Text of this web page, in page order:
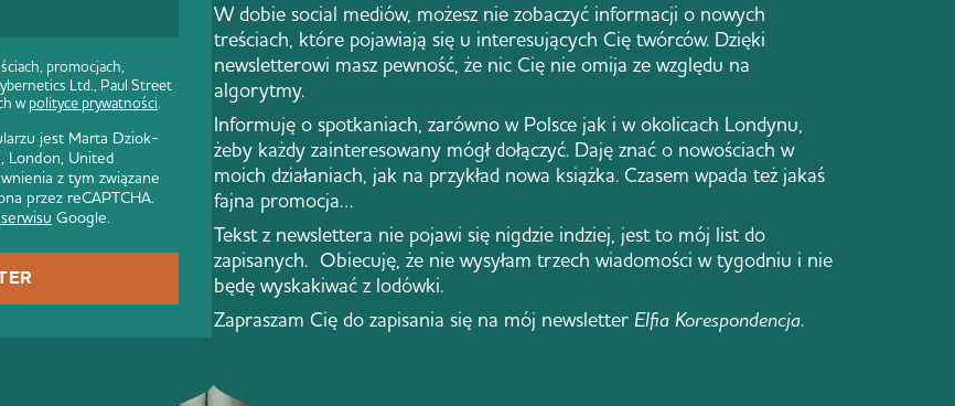
promocjach,
Ltd., Paul Street
wpolityce prywatności.
jest Marta Dziok-
London, United
z tym związane
przez reCAPTCHA.
Google.
W dobie social mediów, możesz nie zobaczyć informacji o nowych
treściach, które pojawiają się u interesujących Cię twórców. Dzięki
newsletterowi masz pewność, że nic Cię nie omija ze względu na
algorytmy.
Informuję o spotkaniach, zarówno w Polsce jak i w okolicach Londynu,
żeby każdy zainteresowany mógł dołączyć. Daję znać o nowościach w
moich działaniach, jak na przykład nowa książka. Czasem wpada też jakaś
fajna promocja…
Tekst z newslettera nie pojawi się nigdzie indziej, jest to mój list do
zapisanych. Obiecuję, że nie wysyłam trzech wiadomości w tygodniu i nie
będę wyskakiwać z lodówki.
Zapraszam Cię do zapisania się na mój newsletter Elfia Korespondencja.